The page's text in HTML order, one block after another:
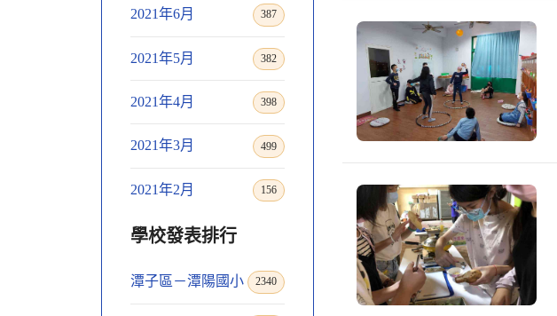
2021年6月 387
2021年5月 382
2021年4月 398
2021年3月 499
2021年2月 156
學校發表排行
潭子區－潭陽國小 2340